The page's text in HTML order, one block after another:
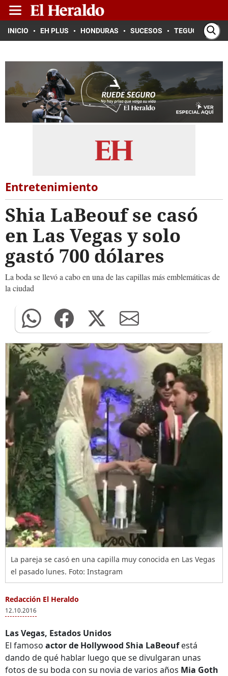
INICIO EH PLUS HONDURAS SUCESOS TEGUCIGALPA
Entretenimiento
Shia LaBeouf se casó
en Las Vegas y solo
gastó 700 dólares
La boda se llevó a cabo en una de las capillas más emblemáticas de
la ciudad
La pareja se casó en una capilla muy conocida en Las Vegas
el pasado lunes. Foto: Instagram
Redacción El Heraldo
12.10.2016
Las Vegas, Estados Unidos
El famoso actor de Hollywood Shia LaBeoufestá
dando de qué hablar luego que se divulgaran unas
fotos de su boda con su novia de varios años Mia Goth